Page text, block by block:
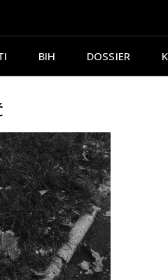
BIH DOSSIER